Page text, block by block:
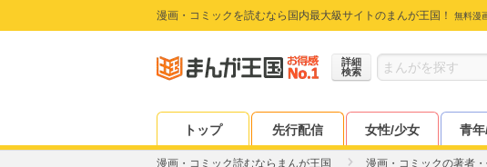
漫画・コミックを読むなら国内最大級サイトのまんが王国！ 無料漫
詳細
検索
トップ 先行配信 女性/少女 青
漫画・コミック読むならまんが王国 漫画・コミックの著者